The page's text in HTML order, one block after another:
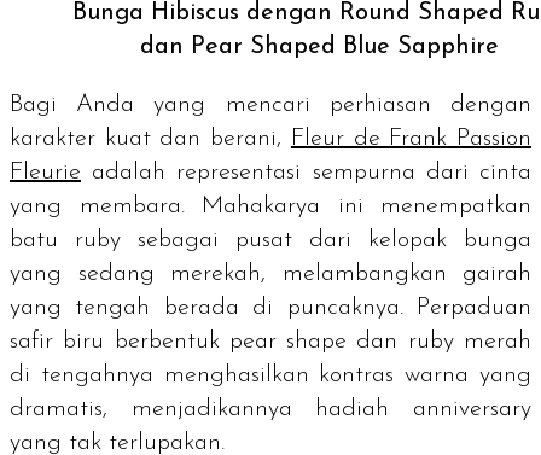
Bunga Hibiscus dengan Round Shaped
dan Pear Shaped Blue Sapphire
Bagi Anda yang mencari perhiasan dengan
karakter kuat dan berani, Fleur de Frank Passion
Fleurie adalah representasi sempurna dari cinta
yang membara. Mahakarya ini menempatkan
batu ruby sebagai pusat dari kelopak bunga
yang sedang merekah, melambangkan gairah
yang tengah berada di puncaknya. Perpaduan
safir biru berbentuk pear shape dan ruby merah
di tengahnya menghasilkan kontras warna yang
dramatis, menjadikannya hadiah anniversary
yang tak terlupakan.